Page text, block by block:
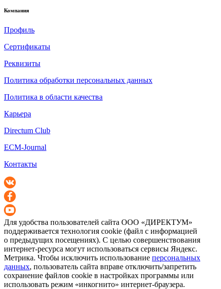
Компания
Профиль
Сертификаты
Реквизиты
Политика обработки персональных данных
Политика в области качества
Карьера
Directum Club
ECM-Journal
Контакты
Для удобства пользователей сайта ООО «ДИРЕКТУМ»
поддерживается технология cookie (файл с информацией
о предыдущих посещениях). С целью совершенствования
интернет-ресурса могут использоваться сервисы Яндекс.
Метрика. Чтобы исключить использование персональных
данных, пользователь сайта вправе отключить/запретить
сохранение файлов cookie в настройках программы или
использовать режим «инкогнито» интернет-браузера.